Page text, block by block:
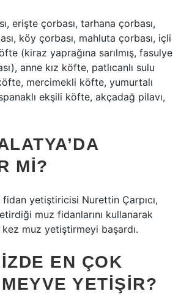
erişte çorbası, tarhana çorbası,
köy çorbası, mahluta çorbası, içli
(kiraz yaprağına sarılmış, fasulye
anne kız köfte, patlıcanlı sulu
mercimekli köfte, yumurtalı
ekşili köfte, akçadağ pilavı,
MI?
fidan yetiştiricisi Nurettin Çarpıcı,
muz fidanlarını kullanarak
kez muz yetiştirmeyi başardı.
EN ÇOK
YETIŞIR?